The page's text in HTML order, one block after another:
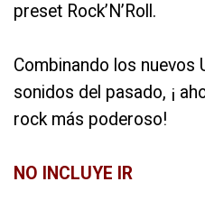
preset Rock’N’Roll.
Combinando los nuevos
sonidos del pasado, ¡
rock más poderoso!
NO INCLUYE IR